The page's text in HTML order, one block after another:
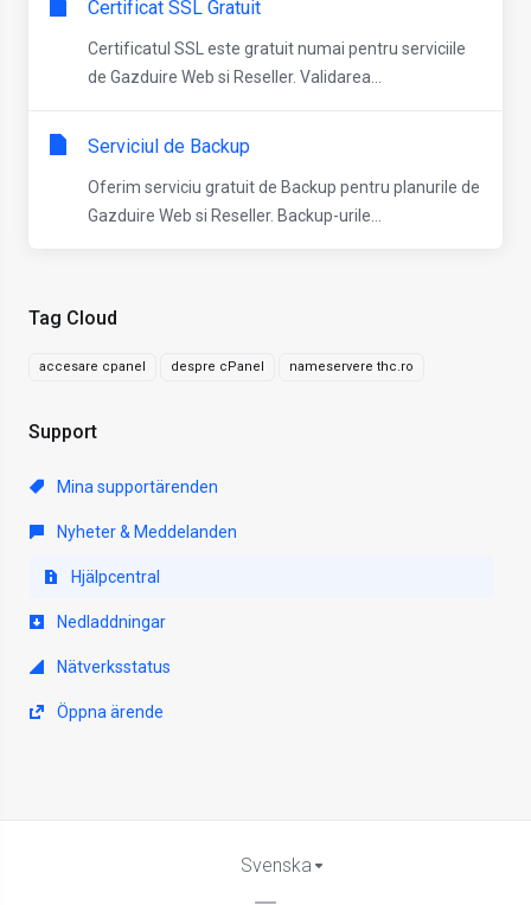
Tag Cloud
accesare cpanel despre cPanel nameservere thc.ro
Support
Mina supportärenden
Nyheter & Meddelanden
Hjälpcentral
Nedladdningar
Nätverksstatus
Öppna ärende
Certificat SSL Gratuit
Certificatul SSL este gratuit numai pentru serviciile
de Gazduire Web si Reseller. Validarea...
Serviciul de Backup
Oferim serviciu gratuit de Backup pentru planurile de
Gazduire Web si Reseller. Backup-urile...
Svenska